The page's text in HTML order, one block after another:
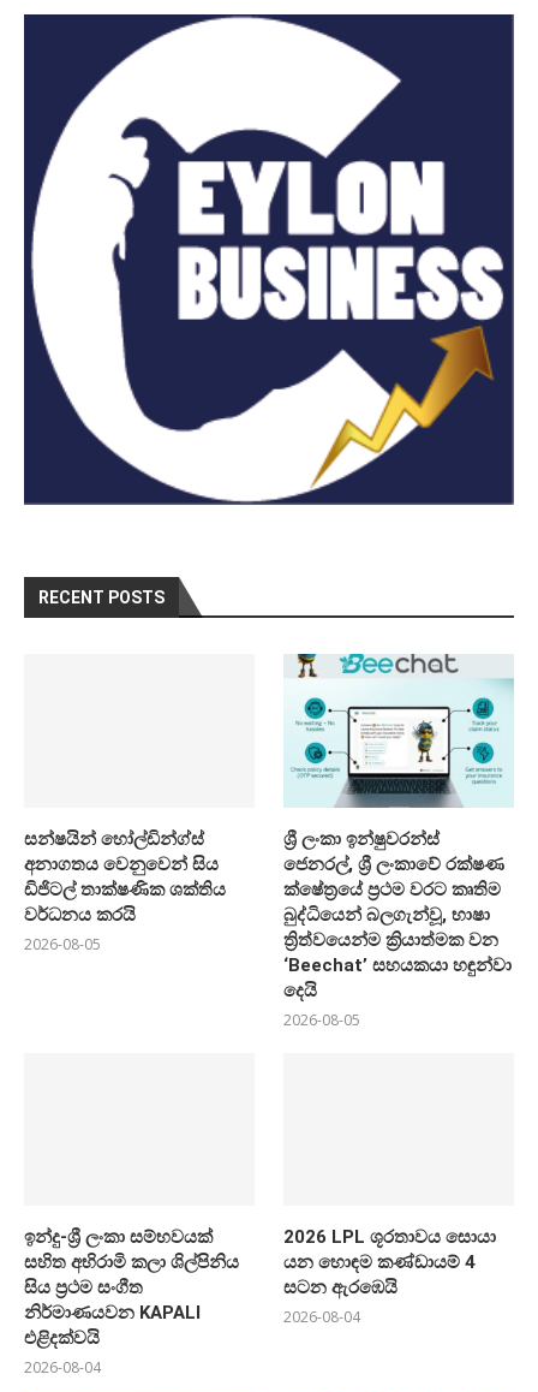
RECENT POSTS
සන්ෂයින් හෝල්ඩින්ග්ස්
අනාගතය වෙනුවෙන් සිය
ඩිජිටල් තාක්ෂණික ශක්තිය
වර්ධනය කරයි
2026-08-05
ශ්‍රී ලංකා ඉන්ෂුවරන්ස්
ජෙනරල්, ශ්‍රී ලංකාවේ රක්ෂණ
ක්ෂේත්‍රයේ ප්‍රථම වරට කෘතිම
බුද්ධියෙන් බලගැන්වූ, භාෂා
ත්‍රිත්වයෙන්ම ක්‍රියාත්මක වන
‘Beechat’ සහයකයා හඳුන්වා
දෙයි
2026-08-05
ඉන්දු-ශ්‍රී ලංකා සම්භවයක්
සහිත අභිරාමි කලා ශිල්පිනිය
සිය ප්‍රථම සංගීත
නිර්මාණයවන KAPALI
එළිදක්වයි
2026-08-04
2026 LPL ශූරතාවය සොයා
යන හොඳම කණ්ඩායම් 4
සටන ඇරඹෙයි
2026-08-04